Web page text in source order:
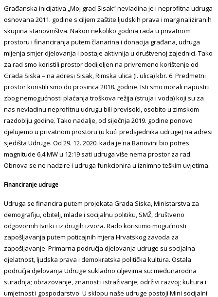
Građanska inicijativa „Moj grad Sisak“ nevladina je i neprofitna udruga
osnovana 2011. godine s ciljem zaštite ljudskih prava i marginaliziranih
skupina stanovništva. Nakon nekoliko godina rada u privatnom
prostoru i financiranja putem članarina i donacija građana, udruga
mijenja smjer djelovanja i postaje aktivnija u društvenoj zajednici. Tako
za rad smo koristili prostor dodijeljen na privremeno korištenje od
Grada Siska – na adresi Sisak, Rimska ulica (I. ulica) kbr. 6. Predmetni
prostor koristili smo do prosinca 2018. godine. Isti smo morali napustiti
zbog nemogućnosti plaćanja troškova režija (struja i voda) koji su za
nas nevladinu neprofitnu udrugu bili previsoki, osobito u zimskom
razdoblju godine. Tako nadalje, od siječnja 2019. godine ponovo
djelujemo u privatnom prostoru (u kući predsjednika udruge) na adresi
sjedišta Udruge. Od 29. 12. 2020. kada je na Banovini bio potres
magnitude 6,4 MW u 12:19 sati udruga više nema prostor za rad.
Obnova se ne nadzire i udruga funkcionira u iznimno teškim uvjetima.
Financiranje udruge
Udruga se financira putem projekata Grada Siska, Ministarstva za
demografiju, obitelj, mlade i socijalnu politiku, SMŽ, društveno
odgovornih tvrtki i iz drugih izvora. Rado koristimo mogućnosti
zapošljavanja putem poticajnih mjera Hrvatskog zavoda za
zapošljavanje. Primarna područja djelovanja udruge su socijalna
djelatnost, ljudska prava i demokratska politička kultura. Ostala
područja djelovanja Udruge sukladno ciljevima su: međunarodna
suradnja; obrazovanje, znanost i istraživanje; održivi razvoj; kultura i
umjetnost i gospodarstvo. U sklopu naše udruge postoji Mini socijalni